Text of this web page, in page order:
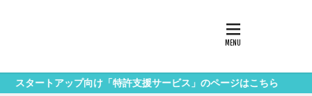
ップ向け「特許支援サービス」のページはこちら